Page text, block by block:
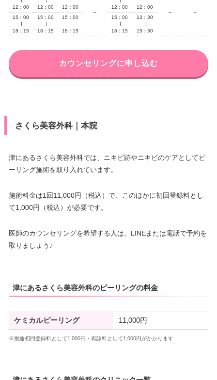
12：00
12：00
12：00
–
12：00
12：00
–
–
15：00
18：15
15：00
18：15
15：00
18：15
15：00
18：15
13：30
15：30
カウンセリングに申し込む
さくら美容外科｜本院
津にあるさくら美容外科では、ニキビ跡やニキビのケアとしてピ
ーリング施術を取り入れています。
施術料金は1回11,000円（税込）で、このほかに初回登録料とし
て1,000円（税込）が必要です。
医師のカウンセリングを希望する人は、LINEまたは電話で予約を
取りましょう♪
津にあるさくら美容外科のピーリングの料金
ケミカルピーリング 11,000円
※別途初回登録料として1,000円・再診料として1,000円がかかります